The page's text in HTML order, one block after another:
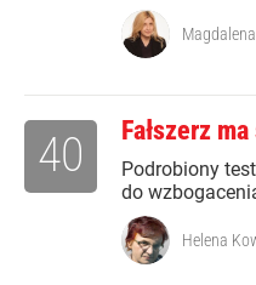
Fałszerz
Podrobiony
do
40
Helena